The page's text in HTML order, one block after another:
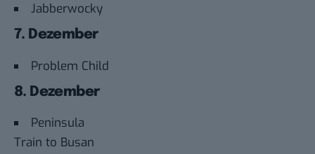
Jabberwocky
7. Dezember
Problem Child
8. Dezember
Peninsula
Train to Busan